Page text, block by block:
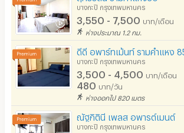
บางกะปิ กรุงเทพมหานคร
3,550 - 7,500 บาท/เดือน
ห่างประมาณ 1.2 กม.
บางกะปิ กรุงเทพมหานคร
3,500 - 4,500 บาท/เดือน
480 บาท/วัน
ห่างออกไป 820 เมตร
ณัฐกิตินี เพลส อพารต์เมนต์
บางกะปิ กรุงเทพมหานคร